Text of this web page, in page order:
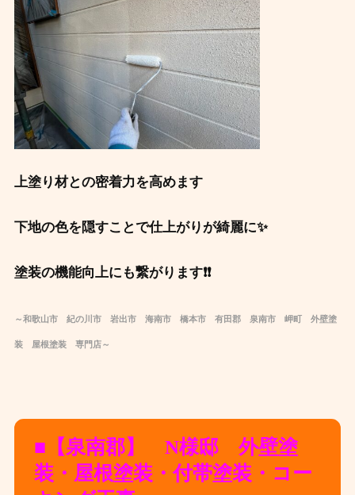
上塗り材との密着力を高めます
下地の色を隠すことで仕上がりが綺麗に✨
塗装の機能向上にも繋がります❗❗
～和歌山市 紀の川市 岩出市 海南市 橋本市 有田郡 泉南市 岬町 外壁塗
装 屋根塗装 専門店～
■【泉南郡】 N様邸 外壁塗
装・屋根塗装・付帯塗装・コー